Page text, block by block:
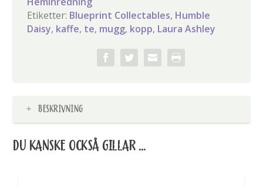
mängd
Etiketter: Blueprint Collectables, Humble
Daisy, kaffe, te, mugg, kopp, Laura Ashley
BESKRIVNING
DU KANSKE OCKSÅ GILLAR …